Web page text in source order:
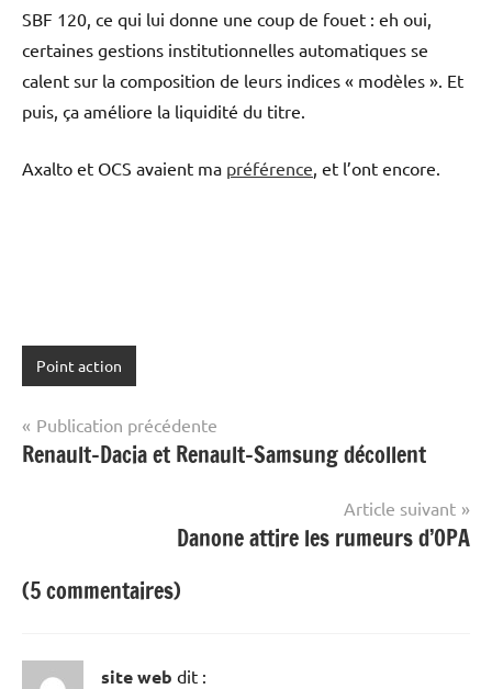
SBF 120, ce qui lui donne une coup de fouet : eh oui,
certaines gestions institutionnelles automatiques se
calent sur la composition de leurs indices « modèles ». Et
puis, ça améliore la liquidité du titre.
Axalto et OCS avaient ma préférence , et l’ont encore.
Point action
Navigation
de
Publication précédente
Renault-Dacia et Renault-Samsung décollent
Article suivant
Danone attire les rumeurs d’OPA
(5 commentaires)
site web dit :